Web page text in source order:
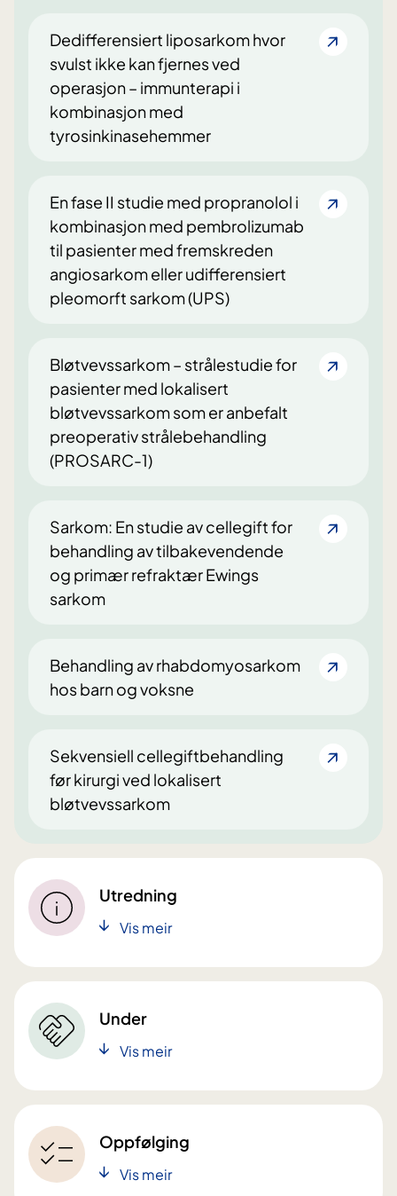
Dedifferensiert liposarkom hvor
svulst ikke kan fjernes ved
operasjon – immunterapi i
kombinasjon med
tyrosinkinasehemmer
En fase II studie med propranolol i
kombinasjon med pembrolizumab
til pasienter med fremskreden
angiosarkom eller udifferensiert
pleomorft sarkom (UPS)
Bløtvevssarkom – strålestudie for
pasienter med lokalisert
bløtvevssarkom som er anbefalt
preoperativ strålebehandling
(PROSARC-1)
Sarkom: En studie av cellegift for
behandling av tilbakevendende
og primær refraktær Ewings
sarkom
Behandling av rhabdomyosarkom
hos barn og voksne
Sekvensiell cellegiftbehandling
før kirurgi ved lokalisert
bløtvevssarkom
Utredning
Vis meir
Under
Vis meir
Oppfølging
Vis meir